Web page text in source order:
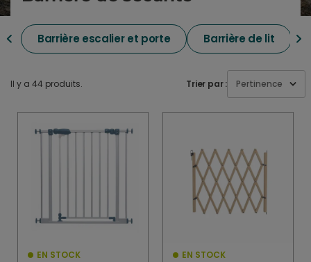
Barrière escalier et porte Barrière de lit
Il y a 44 produits. Trier par : Pertinence
EN STOCK EN STOCK